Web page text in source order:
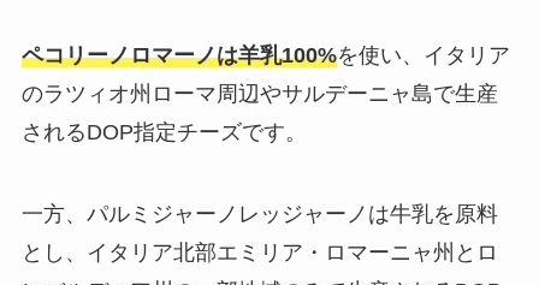
ペコリーノロマーノは羊乳100%を使い、イタリア
のラツィオ州ローマ周辺やサルデーニャ島で生産
されるDOP指定チーズです。
一方、パルミジャーノレッジャーノは牛乳を原料
とし、イタリア北部エミリア・ロマーニャ州とロ